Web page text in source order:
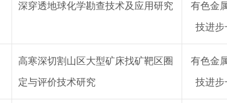
深穿透地球化学勘查技术及应用研究 有色金
技进步
高寒深切割山区大型矿床找矿靶区圈
定与评价技术研究
有色金
技进步